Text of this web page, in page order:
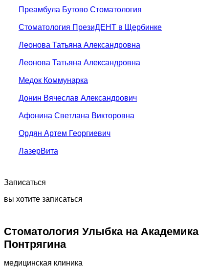
Преамбула Бутово Стоматология
Стоматология ПрезиДЕНТ в Щербинке
Леонова Татьяна Александровна
Леонова Татьяна Александровна
Медок Коммунарка
Донин Вячеслав Александрович
Афонина Светлана Викторовна
Ордян Артем Георгиевич
ЛазерВита
Записаться
вы хотите записаться
Стоматология Улыбка на Академика
Понтрягина
медицинская клиника